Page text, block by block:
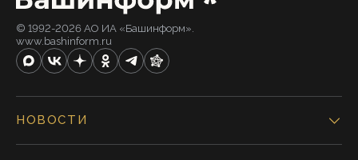
© 1992-2026 АО ИА «Башинформ».
www.bashinform.ru
НОВОСТИ